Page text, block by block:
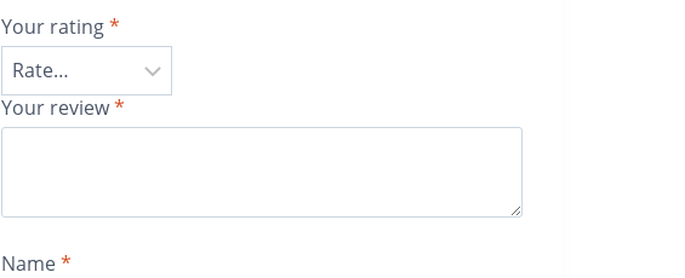
Your rating*
Your review*
Name*